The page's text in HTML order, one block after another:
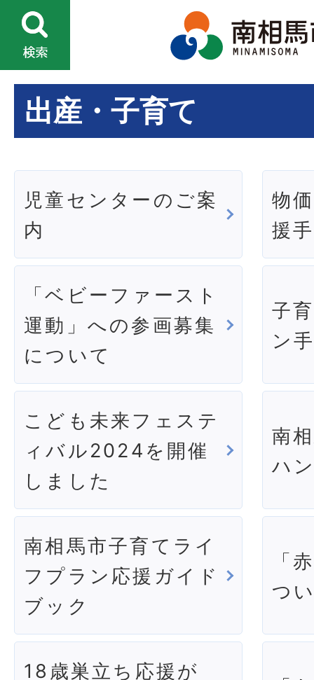
出産・子育て
児童センターのご案
内
物
援
「ベビーファースト
運動」への参画募集
について
子
ン
こども未来フェステ
ィバル2024を開催
しました
南
ハ
南相馬市子育てライ
フプラン応援ガイド
ブック
「
つ
18歳巣立ち応援が